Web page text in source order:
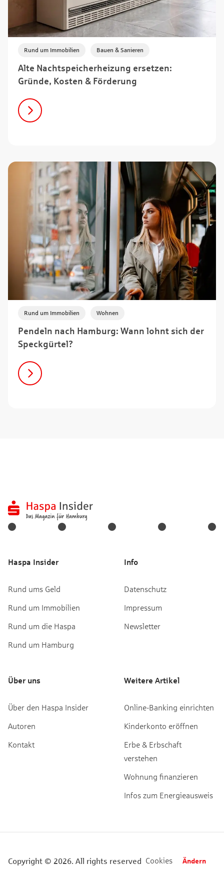
Alte Nachtspeicherheizung ersetzen:
Gründe, Kosten & Förderung
Rund um Immobilien Bauen & Sanieren
Pendeln nach Hamburg: Wann lohnt sich der
Speckgürtel?
Rund um Immobilien Wohnen
Haspa Insider
Rund ums Geld
Rund um Immobilien
Rund um die Haspa
Rund um Hamburg
Info
Datenschutz
Impressum
Newsletter
Über uns
Über den Haspa Insider
Autoren
Kontakt
Weitere Artikel
Online-Banking einrichten
Kinderkonto eröffnen
Erbe & Erbschaft
verstehen
Wohnung finanzieren
Infos zum Energieausweis
Copyright © 2026. All rights reserved Cookies Ändern